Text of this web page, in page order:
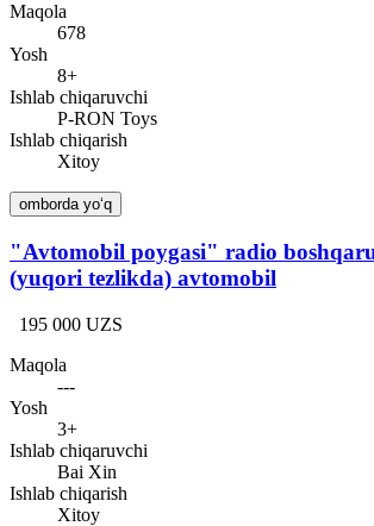
Maqola
678
Yosh
8+
Ishlab chiqaruvchi
P-RON Toys
Ishlab chiqarish
Xitoy
omborda yo‘q
"Avtomobil poygasi" radio
(yuqori tezlikda) avtomobil
195 000 UZS
Maqola
---
Yosh
3+
Ishlab chiqaruvchi
Bai Xin
Ishlab chiqarish
Xitoy